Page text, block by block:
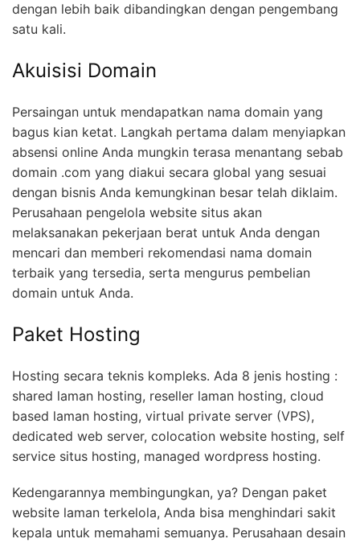
dengan lebih baik dibandingkan dengan pengembang
satu kali.
Akuisisi Domain
Persaingan untuk mendapatkan nama domain yang
bagus kian ketat. Langkah pertama dalam menyiapkan
absensi online Anda mungkin terasa menantang sebab
domain .com yang diakui secara global yang sesuai
dengan bisnis Anda kemungkinan besar telah diklaim.
Perusahaan pengelola website situs akan
melaksanakan pekerjaan berat untuk Anda dengan
mencari dan memberi rekomendasi nama domain
terbaik yang tersedia, serta mengurus pembelian
domain untuk Anda.
Paket Hosting
Hosting secara teknis kompleks. Ada 8 jenis hosting :
shared laman hosting, reseller laman hosting, cloud
based laman hosting, virtual private server (VPS),
dedicated web server, colocation website hosting, self
service situs hosting, managed wordpress hosting.
Kedengarannya membingungkan, ya? Dengan paket
website laman terkelola, Anda bisa menghindari sakit
kepala untuk memahami semuanya. Perusahaan desain